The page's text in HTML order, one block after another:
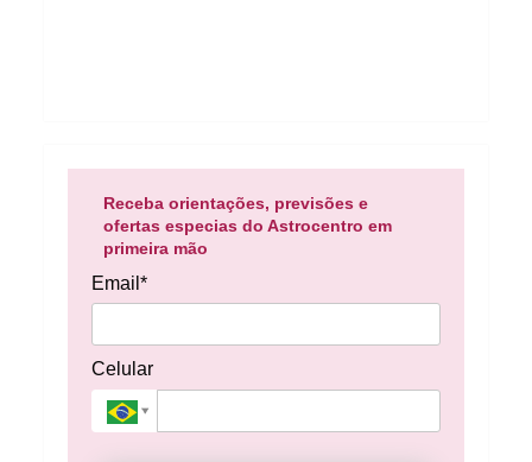
Receba orientações, previsões e
ofertas especias do Astrocentro em
primeira mão
Email*
Celular